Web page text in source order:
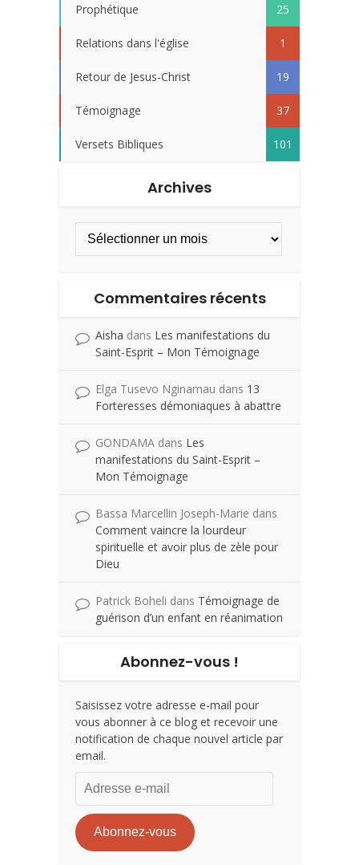
Prophétique 25
Relations dans l'église 1
Retour de Jesus-Christ 19
Témoignage 37
Versets Bibliques 101
Archives
Commentaires récents
Aisha dans Les manifestations du
Saint-Esprit – Mon Témoignage
Elga Tusevo Nginamau dans 13
Forteresses démoniaques à abattre
GONDAMA dans Les
manifestations du Saint-Esprit –
Mon Témoignage
Bassa Marcellin Joseph-Marie dans
Comment vaincre la lourdeur
spirituelle et avoir plus de zèle pour
Dieu
Patrick Boheli dans Témoignage de
guérison d’un enfant en réanimation
Abonnez-vous !
Saisissez votre adresse e-mail pour
vous abonner à ce blog et recevoir une
notification de chaque nouvel article par
email.
e-
mail
Abonnez-vous